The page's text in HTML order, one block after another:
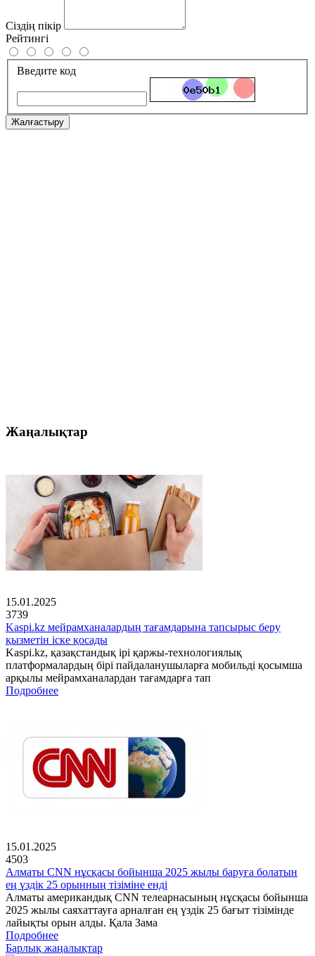
Сіздің пікір
Рейтингі
Введите код
Жалғастыру
Жаңалықтар
15.01.2025
3739
Kaspi.kz мейрамханалардың тағамдарына тапсырыс беру
қызметін іске қосады
Kaspi.kz, қазақстандық ірі қаржы-технологиялық
платформалардың бірі пайдаланушыларға мобильді қосымша
арқылы мейрамханалардан тағамдарға тап
Подробнее
15.01.2025
4503
Алматы CNN нұсқасы бойынша 2025 жылы баруға болатын
ең үздік 25 орынның тізіміне енді
Алматы американдық CNN телеарнасының нұсқасы бойынша
2025 жылы саяхаттауға арналған ең үздік 25 бағыт тізімінде
лайықты орын алды. Қала Зама
Подробнее
Барлық жаңалықтар